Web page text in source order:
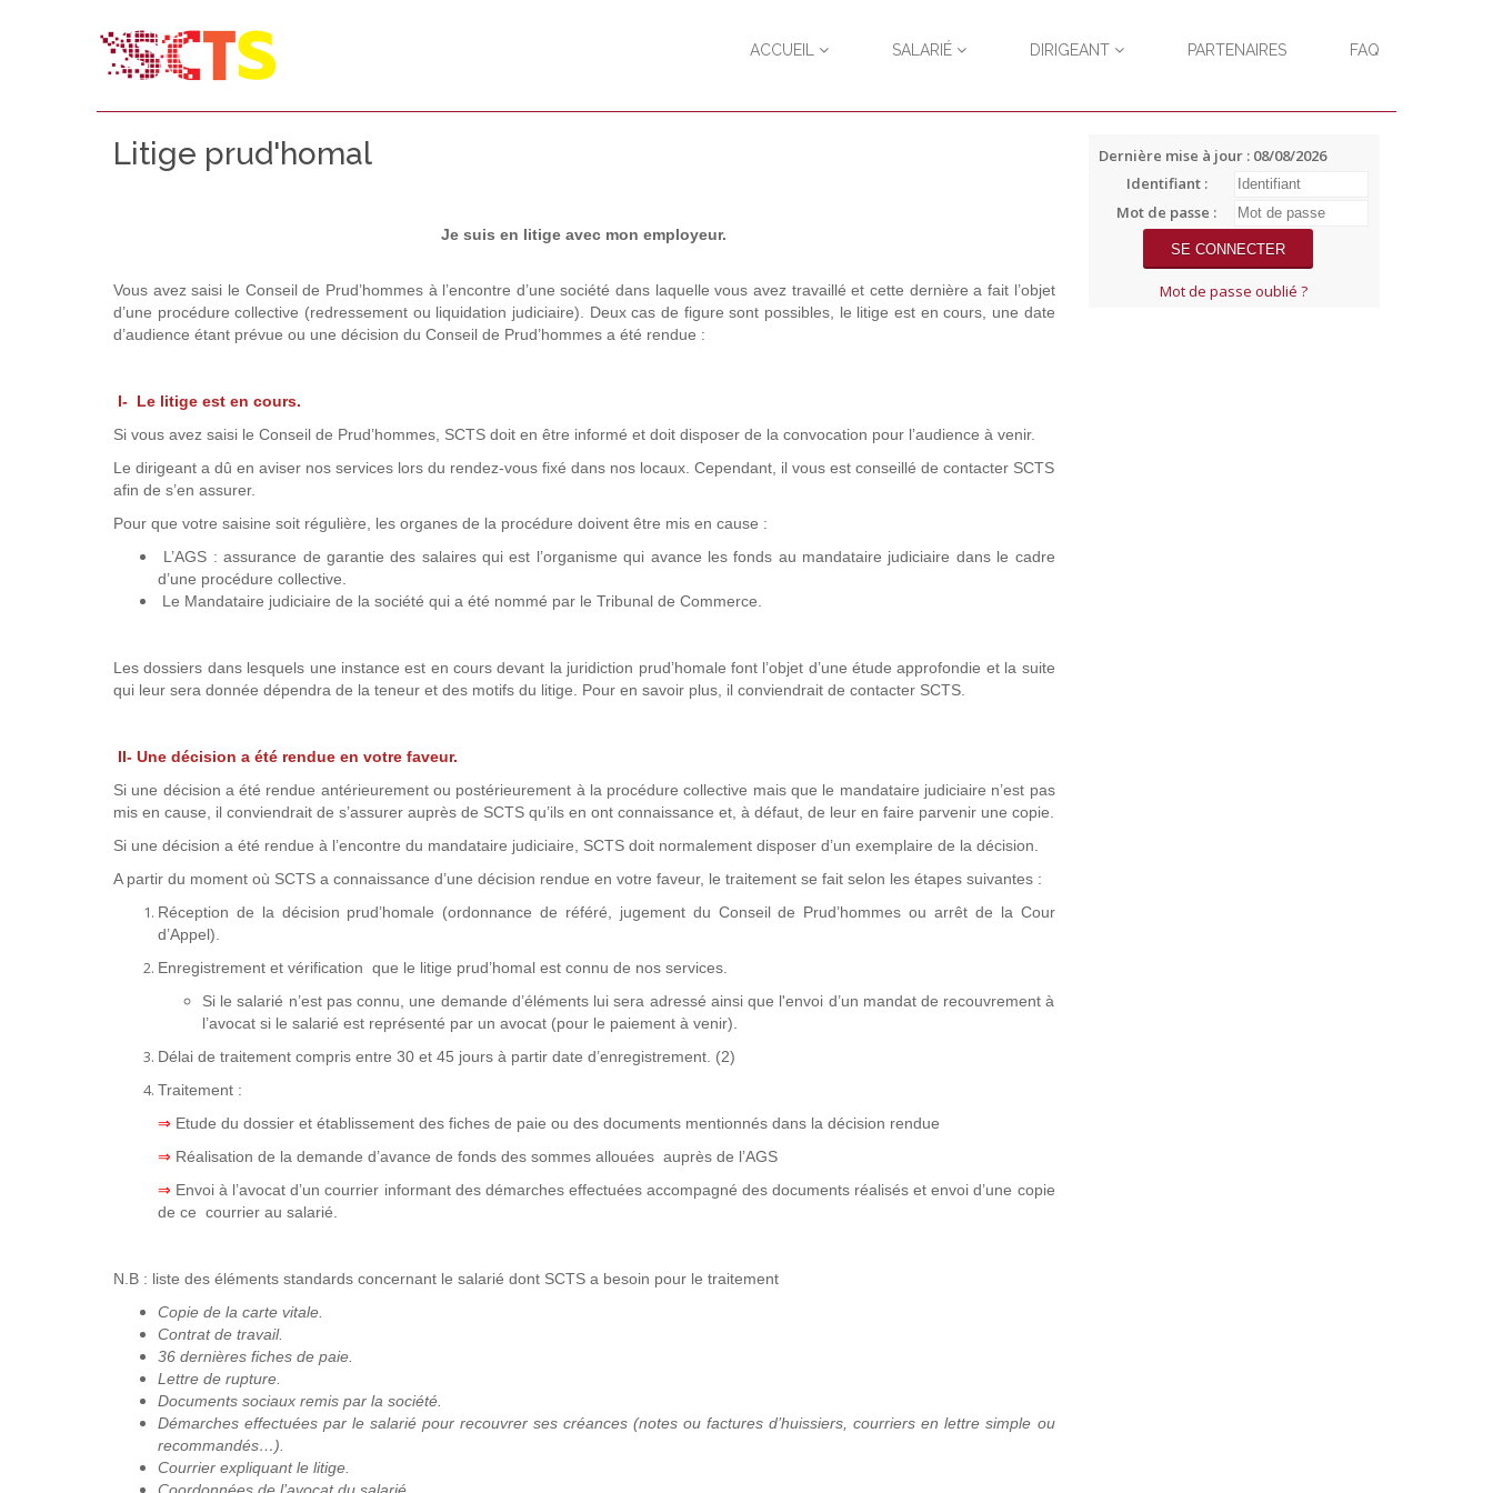
ACCUEIL SALARIÉ DIRIGEANT PARTENAIRES FAQ
Litige prud'homal
Je suis en litige avec mon employeur.
Vous avez saisi le Conseil de Prud’hommes à l’encontre d’une société dans laquelle vous avez travaillé et cette dernière a fait l’objet
d’une procédure collective (redressement ou liquidation judiciaire). Deux cas de figure sont possibles, le litige est en cours, une date
d’audience étant prévue ou une décision du Conseil de Prud’hommes a été rendue :
I- Le litige est en cours.
Si vous avez saisi le Conseil de Prud’hommes, SCTS doit en être informé et doit disposer de la convocation pour l’audience à venir.
Le dirigeant a dû en aviser nos services lors du rendez-vous fixé dans nos locaux. Cependant, il vous est conseillé de contacter SCTS
afin de s’en assurer.
Pour que votre saisine soit régulière, les organes de la procédure doivent être mis en cause :
L’AGS : assurance de garantie des salaires qui est l’organisme qui avance les fonds au mandataire judiciaire dans le cadre
d’une procédure collective.
Le Mandataire judiciaire de la société qui a été nommé par le Tribunal de Commerce.
Les dossiers dans lesquels une instance est en cours devant la juridiction prud’homale font l’objet d’une étude approfondie et la suite
qui leur sera donnée dépendra de la teneur et des motifs du litige. Pour en savoir plus, il conviendrait de contacter SCTS.
II- Une décision a été rendue en votre faveur.
Si une décision a été rendue antérieurement ou postérieurement à la procédure collective mais que le mandataire judiciaire n’est pas
mis en cause, il conviendrait de s’assurer auprès de SCTS qu’ils en ont connaissance et, à défaut, de leur en faire parvenir une copie.
Si une décision a été rendue à l’encontre du mandataire judiciaire, SCTS doit normalement disposer d’un exemplaire de la décision.
A partir du moment où SCTS a connaissance d’une décision rendue en votre faveur, le traitement se fait selon les étapes suivantes :
Réception de la décision prud’homale (ordonnance de référé, jugement du Conseil de Prud’hommes ou arrêt de la Cour
d’Appel).
Enregistrement et vérification que le litige prud’homal est connu de nos services.
Si le salarié n’est pas connu, une demande d’éléments lui sera adressé ainsi que l'envoi d’un mandat de recouvrement à
l’avocat si le salarié est représenté par un avocat (pour le paiement à venir).
Délai de traitement compris entre 30 et 45 jours à partir date d’enregistrement. (2)
Traitement :
⇒ Etude du dossier et établissement des fiches de paie ou des documents mentionnés dans la décision rendue
⇒ Réalisation de la demande d’avance de fonds des sommes allouées auprès de l’AGS
⇒ Envoi à l’avocat d’un courrier informant des démarches effectuées accompagné des documents réalisés et envoi d’une copie
de ce courrier au salarié.
N.B : liste des éléments standards concernant le salarié dont SCTS a besoin pour le traitement
Copie de la carte vitale.
Contrat de travail.
36 dernières fiches de paie.
Lettre de rupture.
Documents sociaux remis par la société.
Démarches effectuées par le salarié pour recouvrer ses créances (notes ou factures d’huissiers, courriers en lettre simple ou
recommandés…).
Courrier expliquant le litige.
Dernière mise à jour : 08/08/2026
Identifiant :
Mot de passe :
Mot de passe oublié ?